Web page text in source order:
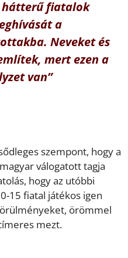
hátterű fiatalok
a
Neveket és
mert ezen a
van”
szempont, hogy a
válogatott tagja
hogy az utóbbi
15 fiatal játékos igen
örömmel
mezt.